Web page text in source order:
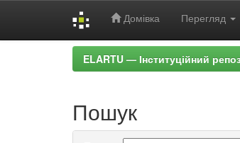
Домівка Перегляд
ELARTU — Інституційний
Пошук